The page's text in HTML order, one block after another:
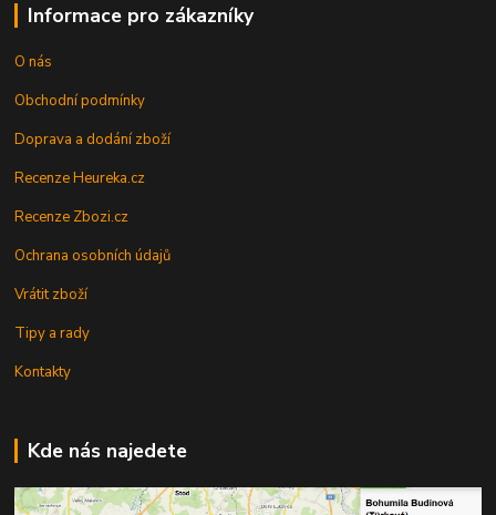
Informace pro zákazníky
O nás
Obchodní podmínky
Doprava a dodání zboží
Recenze Heureka.cz
Recenze Zbozi.cz
Ochrana osobních údajů
Vrátit zboží
Tipy a rady
Kontakty
Kde nás najedete